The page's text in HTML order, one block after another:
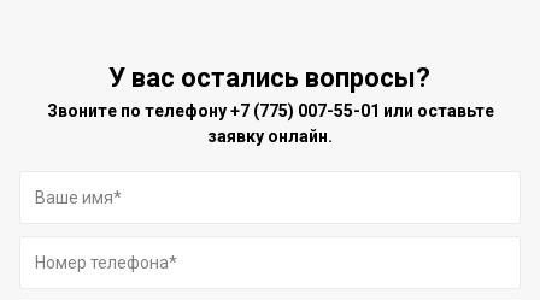
У вас остались вопросы?
Звоните по телефону+7 (775) 007-55-01 или оставьте
заявку онлайн.